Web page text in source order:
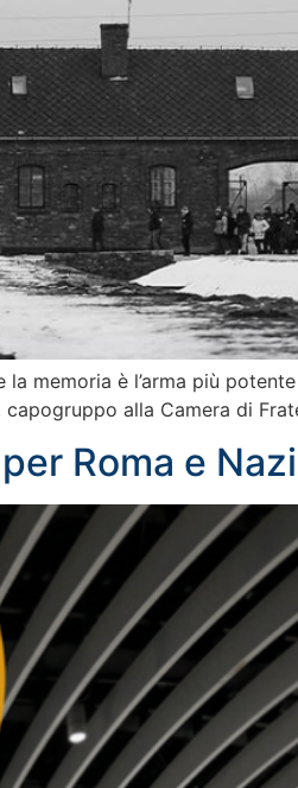
memoria è l’arma più
alla Camera di
Roma e